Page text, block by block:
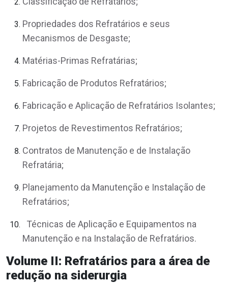
Propriedades dos Refratários e seus
Mecanismos de Desgaste;
Matérias-Primas Refratárias;
Fabricação de Produtos Refratários;
Fabricação e Aplicação de Refratários Isolantes;
Projetos de Revestimentos Refratários;
Contratos de Manutenção e de Instalação
Refratária;
Planejamento da Manutenção e Instalação de
Refratários;
Técnicas de Aplicação e Equipamentos na
Manutenção e na Instalação de Refratários.
Volume II: Refratários para a área de
redução na siderurgia